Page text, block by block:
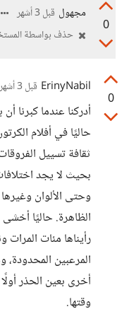
0
مجهول قبل 3 أشهر
حذف بواسطة
0
ErinyNabil قبل 3 أشهر
أدركنا عندما كبرنا
حاليًا في أفلام
ثقافة تسييل
بحيث لا يجد
وحتى الألوان
الظاهرة. حاليًا
رأيناها مئات
المرعبين
أخرى بعين الحذر
وقتها.